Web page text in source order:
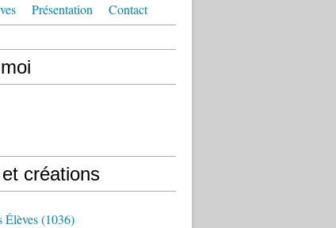
Présentation Contact
créations
Élèves(1036)